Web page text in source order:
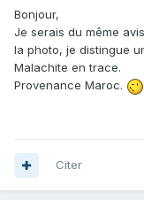
Bonjour,
Je serais du même
la photo, je distingue
Malachite en trace.
Provenance Maroc.
Citer